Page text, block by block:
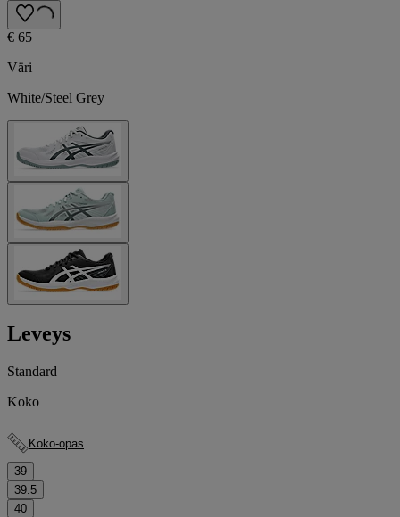
€ 65
Väri
White/Steel Grey
Leveys
Standard
Koko
Koko-opas
39
39.5
40